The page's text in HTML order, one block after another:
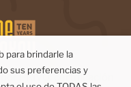
para brindarle la
sus preferencias y